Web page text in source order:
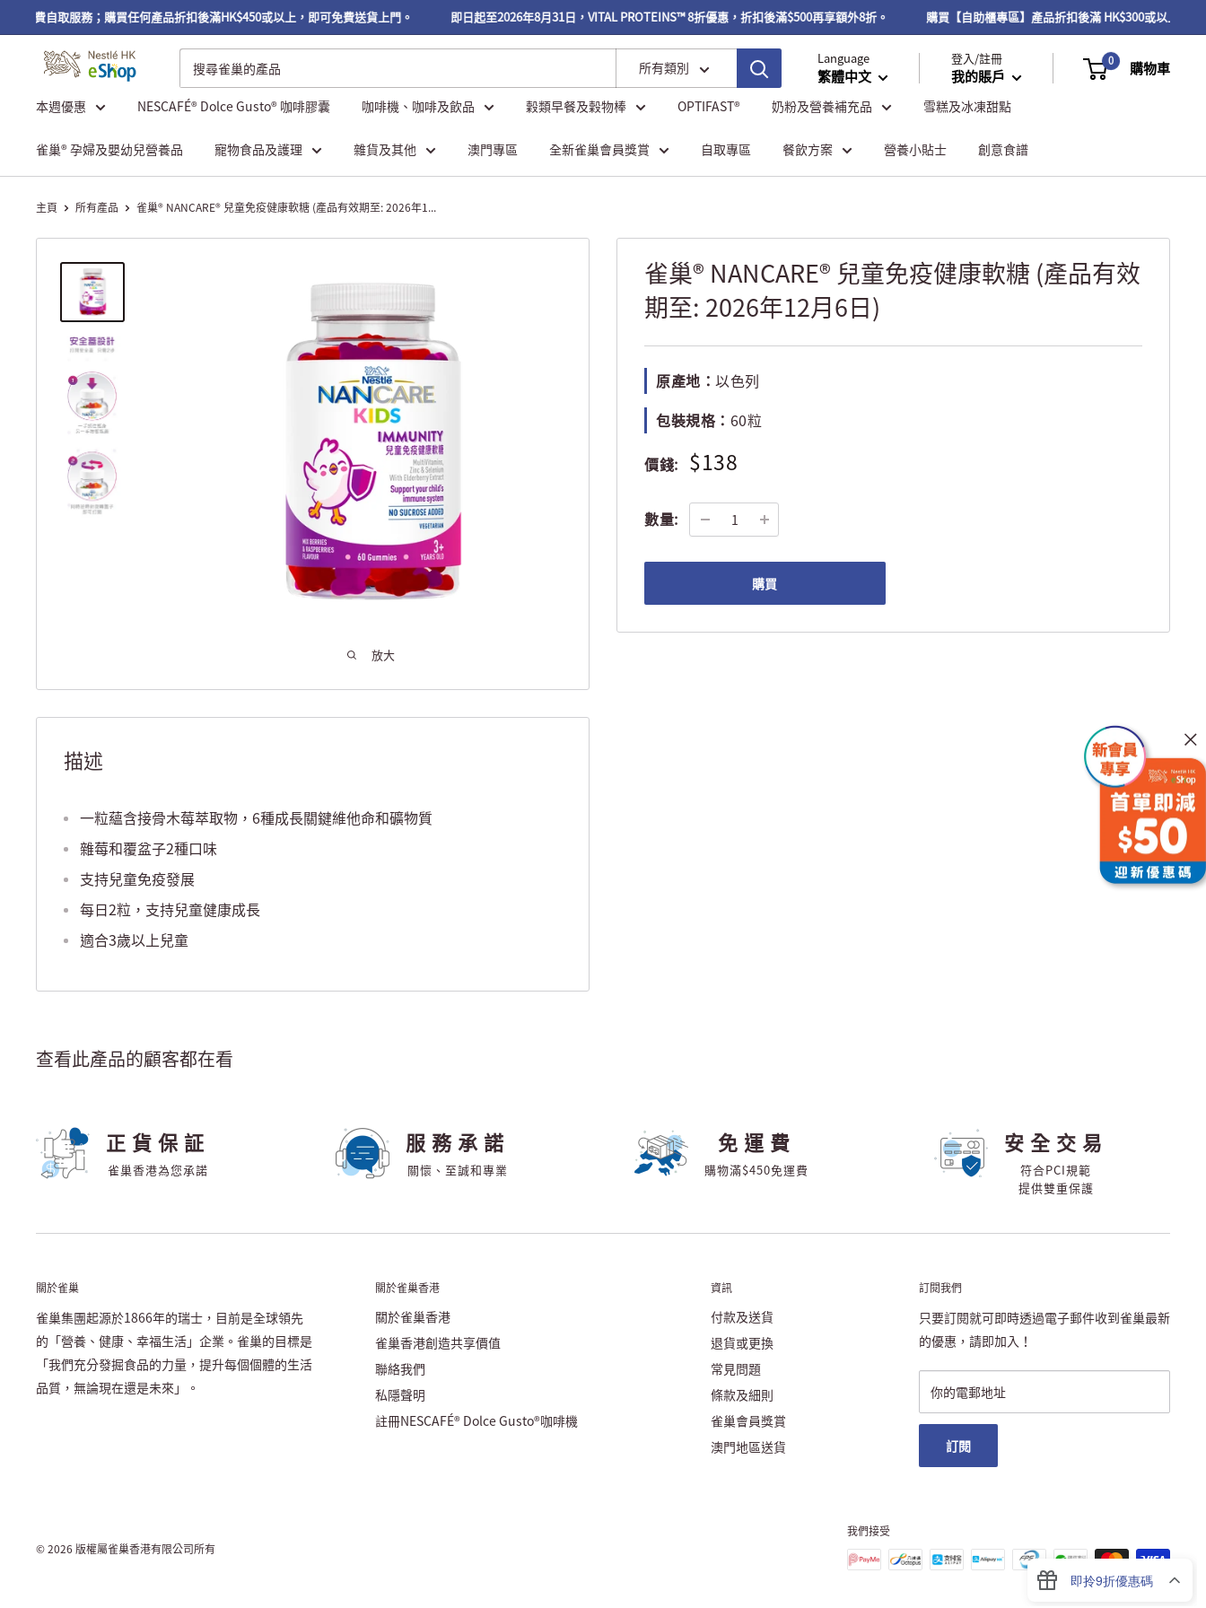
免費自取服務；購買任何產品折扣後滿HK$450或以上，即可免費送貨上門。 即日起至2026年8月31日，VITAL PROTEINS™ 8折優惠，折扣後滿$500再享額外8折。 購買【自助櫃專區】產品折扣後滿 HK$300或以上，
所有類別
Language
繁體中文
登入/註冊
我的賬戶
0 購物車
本週優惠 NESCAFÉ® Dolce Gusto® 咖啡膠囊 咖啡機、咖啡及飲品 穀類早餐及穀物棒 OPTIFAST® 奶粉及營養補充品 雪糕及冰凍甜點
雀巢® 孕婦及嬰幼兒營養品 寵物食品及護理 雜貨及其他 澳門專區 全新雀巢會員獎賞 自取專區 餐飲方案 營養小貼士 創意食譜
主頁 所有產品 雀巢® NANCARE® 兒童免疫健康軟糖 (產品有效期至: 2026年1...
放大
雀巢® NANCARE® 兒童免疫健康軟糖 (產品有效
期至: 2026年12月6日)
原產地： 以色列
包裝規格： 60粒
價錢: $138
數量:
購買
描述
一粒蘊含接骨木莓萃取物，6種成長關鍵維他命和礦物質
雜莓和覆盆子2種口味
支持兒童免疫發展
每日2粒，支持兒童健康成長
適合3歲以上兒童
查看此產品的顧客都在看
正貨保証
雀巢香港為您承諾
服務承諾
關懷、至誠和專業
免運費
購物滿$450免運費
安全交易
符合PCI規範
提供雙重保護
關於雀巢
雀巢集團起源於1866年的瑞士，目前是全球領先
的「營養、健康、幸福生活」企業。雀巢的目標是
「我們充分發掘食品的力量，提升每個個體的生活
品質，無論現在還是未來」。
關於雀巢香港
關於雀巢香港
雀巢香港創造共享價值
聯絡我們
私隱聲明
註冊NESCAFÉ® Dolce Gusto®咖啡機
資訊
付款及送貨
退貨或更換
常見問題
條款及細則
雀巢會員獎賞
澳門地區送貨
訂閱我們
只要訂閱就可即時透過電子郵件收到雀巢最新
的優惠，請即加入！
你的電郵地址
訂閱
© 2026 版權屬雀巢香港有限公司所有
我們接受